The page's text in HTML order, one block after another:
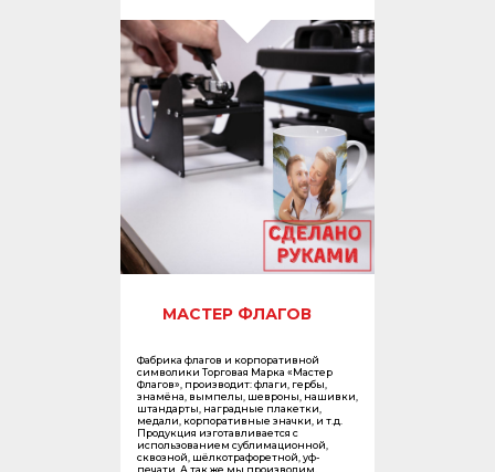
Фабрика флагов и корпоративной
символики Торговая Марка «Мастер
Флагов», производит: флаги, гербы,
знамёна, вымпелы, шевроны, нашивки,
штандарты, наградные плакетки,
медали, корпоративные значки, и т.д.
Продукция изготавливается с
использованием сублимационной,
сквозной, шёлкотрафоретной, уф-
печати. А так же мы производим,
МАСТЕР ФЛАГОВ